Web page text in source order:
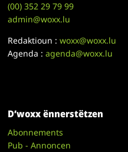
(00)352 29 79 99
admin@woxx.lu
Redaktioun :woxx@woxx.lu
Agenda :agenda@woxx.lu
D’woxx ënnerstëtzen
Abonnements
Pub - Annoncen